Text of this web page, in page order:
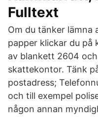
Fulltext
Om du tänker lämna
papper klickar du
av blankett 2604
skattekontor. Tänk
postadress;
och till exempel
någon annan